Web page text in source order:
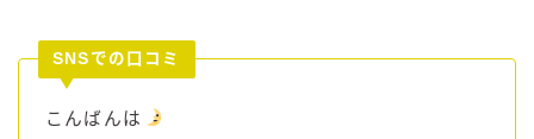
SNSでの口コミ
こんばんは